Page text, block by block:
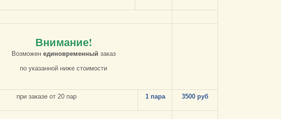
Внимание!
Возможен единовременный заказ
по указанной ниже стоимости
при заказе от 20 пар 1 пара 3500 руб